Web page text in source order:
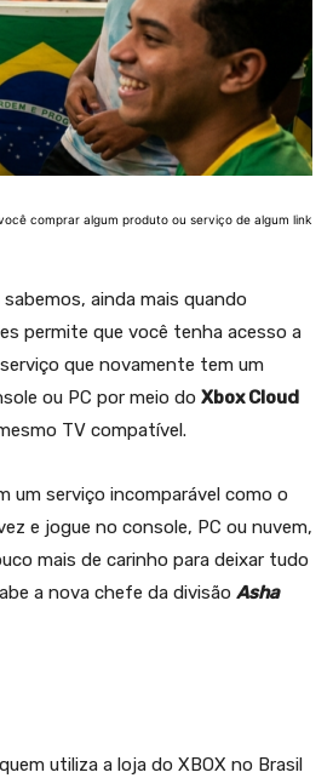
comprar algum produto ou serviço de algum link
ainda mais quando
permite que você tenha acesso a
que novamente tem um
ou PC por meio do Xbox Cloud
TV compatível.
um serviço incomparável como o
e jogue no console, PC ou nuvem,
mais de carinho para deixar tudo
a nova chefe da divisão Asha
utiliza a loja do XBOX no Brasil